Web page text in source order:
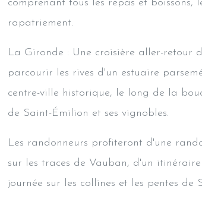
comprenant tous les repas et boissons,
rapatriement.
La Gironde : Une croisière aller-retour
parcourir les rives d'un estuaire
centre-ville historique, le long de la
de Saint-Émilion et ses vignobles.
Les randonneurs profiteront d'une
sur les traces de Vauban, d'un
journée sur les collines et les pentes de